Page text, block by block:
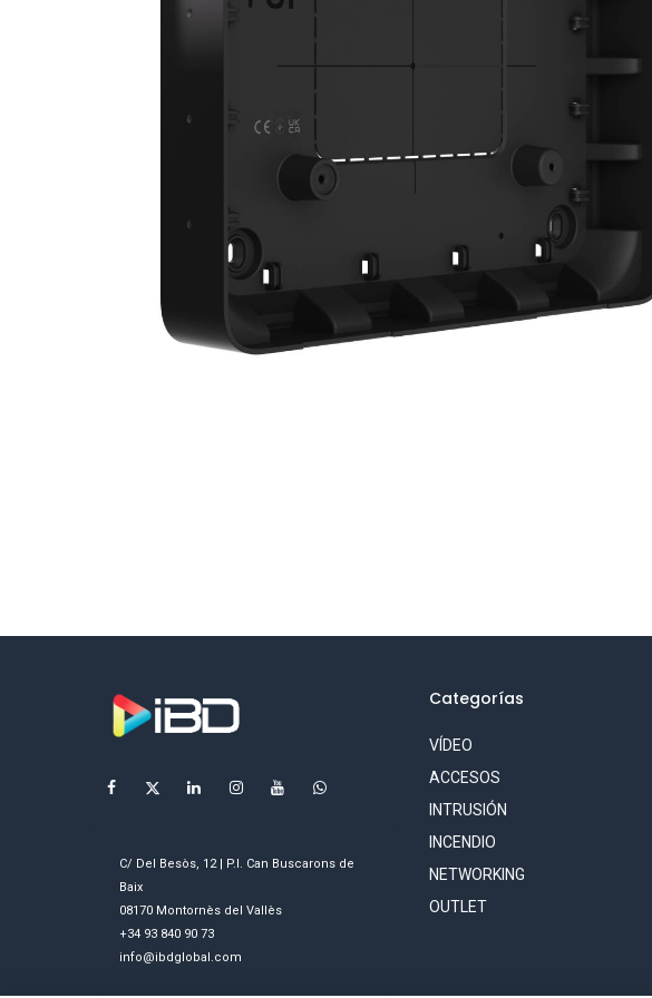
C/ Del Besòs, 12 | P.I. Can Buscarons de
Baix
08170 Montornès del Vallès
+34 93 840 90 73
info@ibdglobal.com
Categorías
VÍDEO
ACCESOS
INTRUSIÓN
INCENDIO
NETWORKING
OUTLET